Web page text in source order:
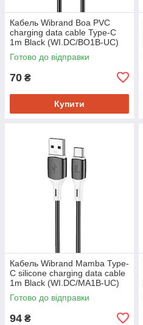
Кабель Wibrand Boa PVC
charging data cable Type-C
1m Black (WI.DC/BO1B-UC)
Готово до відправки
70 ₴
Купити
Кабель Wibrand Mamba Type-
C silicone charging data cable
1m Black (WI.DC/MA1B-UC)
Готово до відправки
94 ₴